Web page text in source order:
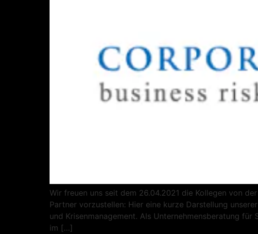
Wir freuen uns seit dem 26.04.2021 die Kollegen von
Partner vorzustellen: Hier eine kurze Darstellung
und Krisenmanagement. Als Unternehmensberatung
im […]